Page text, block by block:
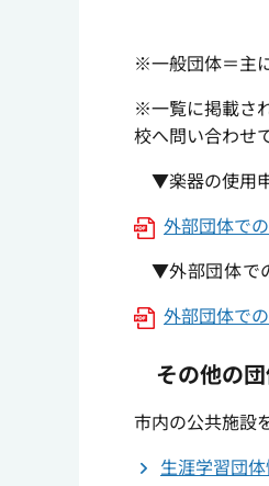
※一般団体＝主
※一覧に掲載さ
校へ問い合わせ
▼楽器の使用
外部団体で
▼外部団体で
外部団体で
その他の
市内の公共施設
生涯学習団